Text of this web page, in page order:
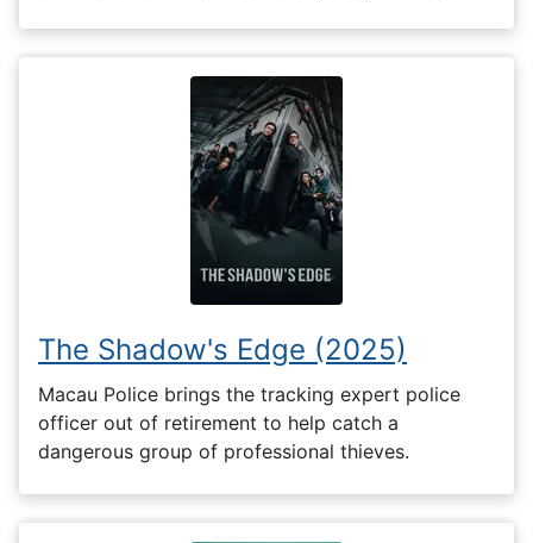
The Shadow's Edge (2025)
Macau Police brings the tracking expert police
officer out of retirement to help catch a
dangerous group of professional thieves.